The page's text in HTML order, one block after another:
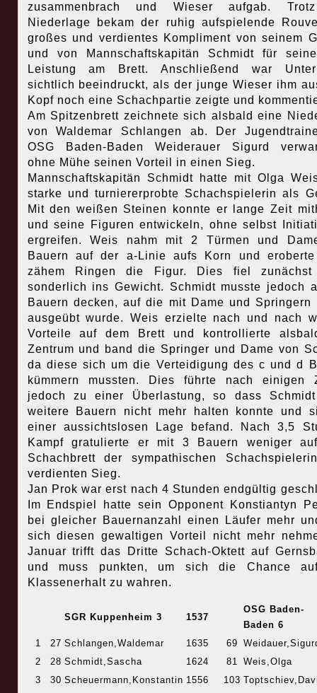
zusammenbrach und Wieser aufgab.
Niederlage bekam der ruhig aufspielende
großes und verdientes Kompliment von seinem
und von Mannschaftskapitän Schmidt für
Leistung am Brett. Anschließend war
sichtlich beeindruckt, als der junge Wieser ihm
Kopf noch eine Schachpartie zeigte und
Am Spitzenbrett zeichnete sich alsbald eine
von Waldemar Schlangen ab. Der
OSG Baden-Baden Weiderauer Sigurd
ohne Mühe seinen Vorteil in einen Sieg.
Mannschaftskapitän Schmidt hatte mit Olga
starke und turniererprobte Schachspielerin als
Mit den weißen Steinen konnte er lange Zeit
und seine Figuren entwickeln, ohne selbst
ergreifen. Weis nahm mit 2 Türmen und
Bauern auf der a-Linie aufs Korn und
zähem Ringen die Figur. Dies fiel zunächst
sonderlich ins Gewicht. Schmidt musste jedoch
Bauern decken, auf die mit Dame und Springern
ausgeübt wurde. Weis erzielte nach und nach
Vorteile auf dem Brett und kontrollierte
Zentrum und band die Springer und Dame von
da diese sich um die Verteidigung des c und d
kümmern mussten. Dies führte nach einigen
jedoch zu einer Überlastung, so dass
weitere Bauern nicht mehr halten konnte und
einer aussichtslosen Lage befand. Nach 3,5
Kampf gratulierte er mit 3 Bauern weniger
Schachbrett der sympathischen
verdienten Sieg.
Jan Prok war erst nach 4 Stunden endgültig
Im Endspiel hatte sein Opponent Konstiantyn
bei gleicher Bauernanzahl einen Läufer mehr
sich diesen gewaltigen Vorteil nicht mehr
Januar trifft das Dritte Schach-Oktett auf
und muss punkten, um sich die Chance
Klassenerhalt zu wahren.
SGR Kuppenheim 3 1537
OSG Baden-
Baden 6
1
27 Schlangen,Waldemar 1635 69
2
28 Schmidt,Sascha 1624 81 Weis,Olga
3
30 Scheuermann,Konstantin 1556 103